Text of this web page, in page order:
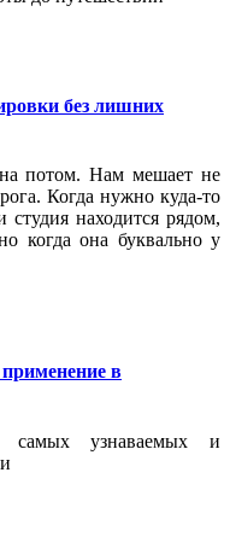
без лишних
потом. Нам мешает не
Когда нужно куда-то
студия находится рядом,
когда она буквально у
в
узнаваемых и